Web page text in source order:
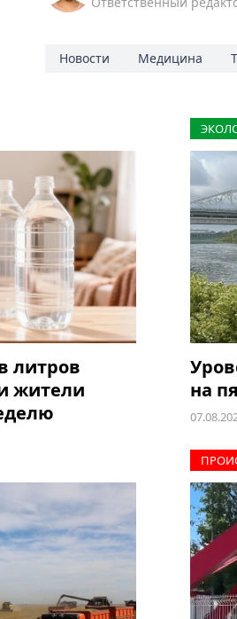
Новости Медицина
литров
жители
на